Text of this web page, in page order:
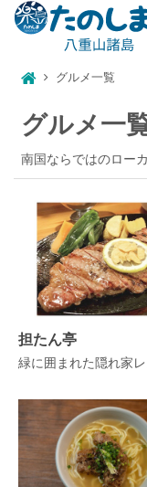
グルメ一覧
グルメ一
南国ならではのロー
担たん亭